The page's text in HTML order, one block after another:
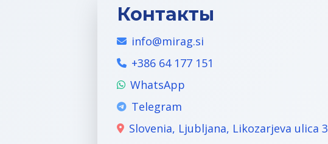
Контакты
info@mirag.si
+386 64 177 151
WhatsApp
Telegram
Slovenia, Ljubljana, Likozarjeva ulica 3